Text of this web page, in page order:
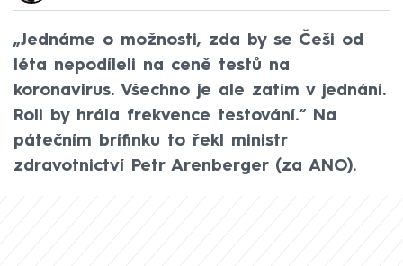
„Jednáme o možnosti, zda by se Češi od
léta nepodíleli na ceně testů na
koronavirus. Všechno je ale zatím v jednání.
Roli by hrála frekvence testování.“ Na
pátečním brífinku to řekl ministr
zdravotnictví Petr Arenberger (za ANO).